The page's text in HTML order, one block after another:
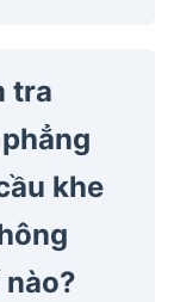
tra
khe